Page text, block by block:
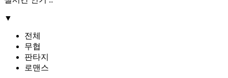
▼
전체
무협
판타지
로맨스